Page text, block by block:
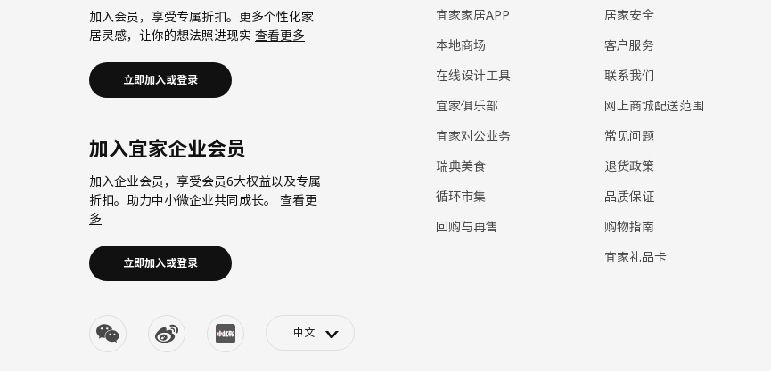
加入会员，享受专属折扣。更多个性化家
居灵感，让你的想法照进现实 查看更多
立即加入或登录
加入宜家企业会员
加入企业会员，享受会员6大权益以及专属
折扣。助力中小微企业共同成长。 查看更
多
立即加入或登录
宜家家居APP
本地商场
在线设计工具
宜家俱乐部
宜家对公业务
瑞典美食
循环市集
回购与再售
居家安全
客户服务
联系我们
网上商城配送范围
常见问题
退货政策
品质保证
购物指南
宜家礼品卡
>